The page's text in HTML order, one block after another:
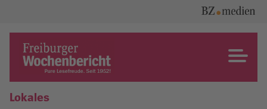
content
Freiburger Wochenbericht
Lokales